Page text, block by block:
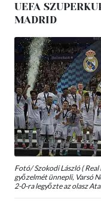
UEFA
MADRID
Fotó/ Szokodi László (
győzelmét ünnepli, Varsó
2-0-ra legyőzte az olasz